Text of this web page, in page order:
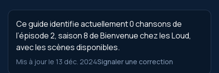
Ce guide identifie actuellement 0 chansons de
l’épisode 2, saison 8 de Bienvenue chez les Loud,
avec les scènes disponibles.
Mis à jour le 13 déc. 2024Signaler une correction